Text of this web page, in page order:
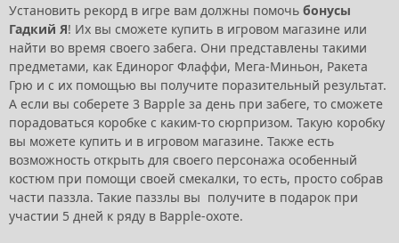
Установить рекорд в игре вам должны помочь бонусы
Гадкий Я! Их вы сможете купить в игровом магазине или
найти во время своего забега. Они представлены такими
предметами, как Единорог Флаффи, Мега-Миньон, Ракета
Грю и с их помощью вы получите поразительный результат.
А если вы соберете 3 Bapple за день при забеге, то сможете
порадоваться коробке с каким-то сюрпризом. Такую коробку
вы можете купить и в игровом магазине. Также есть
возможность открыть для своего персонажа особенный
костюм при помощи своей смекалки, то есть, просто собрав
части паззла. Такие паззлы вы получите в подарок при
участии 5 дней к ряду в Bapple-охоте.